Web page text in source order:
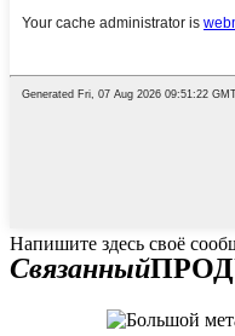
Напишите здесь своё
Связанный